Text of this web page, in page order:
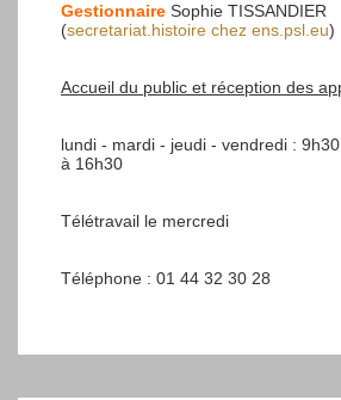
Gestionnaire Sophie TISSANDIER
(secretariat.histoire chez ens.psl.eu)
Accueil du public et réception des
lundi - mardi - jeudi - vendredi :
à 16h30
Télétravail le mercredi
Téléphone : 01 44 32 30 28